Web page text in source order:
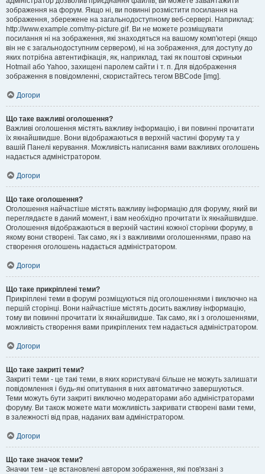
зображення на форум. Якщо ні, ви повинні розмістити посилання на
зображення, збережене на загальнодоступному веб-сервері. Наприклад:
http://www.example.com/my-picture.gif. Ви не можете розміщувати
посилання ні на зображення, які знаходяться на вашому комп'ютері (якщо
він не є загальнодоступним сервером), ні на зображення, для доступу до
яких потрібна автентифікація, як, наприклад, такі як поштові скриньки
Hotmail або Yahoo, захищені паролем сайти і т. п. Для відображення
зображення в повідомленні, скористайтесь тегом BBCode [img].
Догори
Що таке важливі оголошення?
Важливі оголошення містять важливу інформацію, і ви повинні прочитати
їх якнайшвидше. Вони відображаються в верхній частині форуму та у
вашій Панелі керування. Можливість написання вами важливих оголошень
надається адміністратором.
Догори
Що таке оголошення?
Оголошення найчастіше містять важливу інформацію для форуму, який ви
переглядаєте в даний момент, і вам необхідно прочитати їх якнайшвидше.
Оголошення відображаються в верхній частині кожної сторінки форуму, в
якому вони створені. Так само, як і з важливими оголошеннями, право на
створення оголошень надається адміністратором.
Догори
Що таке прикріплені теми?
Прикріплені теми в форумі розміщуються під оголошеннями і виключно на
першій сторінці. Вони найчастіше містять досить важливу інформацію,
тому ви повинні прочитати їх якнайшвидше. Так само, як і з оголошеннями,
можливість створення вами прикріплених тем надається адміністратором.
Догори
Що таке закриті теми?
Закриті теми - це такі теми, в яких користувачі більше не можуть залишати
повідомлення і будь-які опитування в них автоматично завершуються.
Теми можуть бути закриті виключно модераторами або адміністраторами
форуму. Ви також можете мати можливість закривати створені вами теми,
в залежності від прав, наданих вам адміністратором.
Догори
Що таке значок теми?
Значки тем - це встановлені автором зображення, які пов'язані з